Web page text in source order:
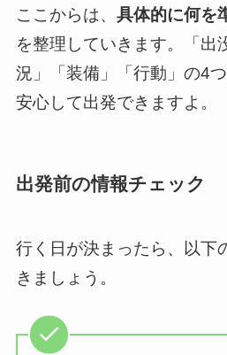
ここからは、 具体的に何を
を整理していきます。「出
況」「装備」「行動」の4
安心して出発できますよ。
出発前の情報チェック
行く日が決まったら、以下
きましょう。